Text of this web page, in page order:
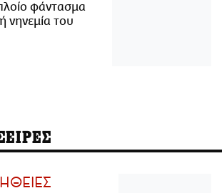
φάντασμα
νηνεμία του